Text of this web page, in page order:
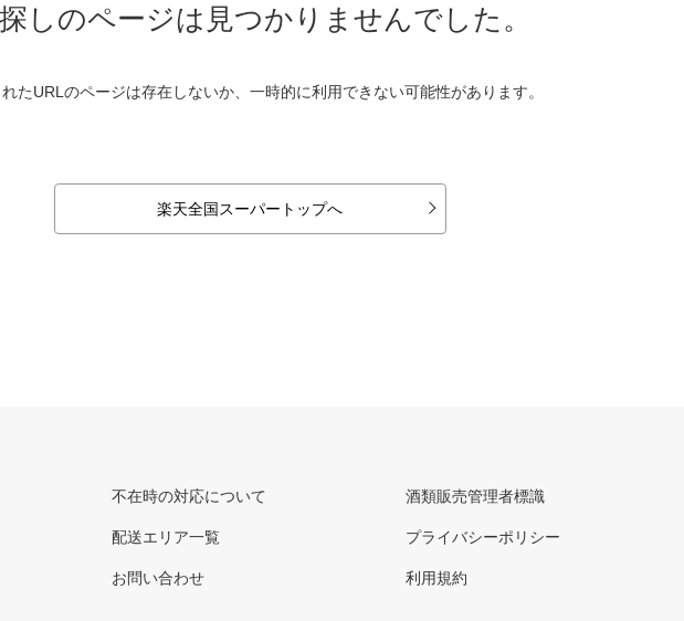
しのページは見つかりませんでした。
たURLのページは存在しないか、一時的に利用できない可能性があります。
楽天全国スーパートップへ
不在時の対応について
配送エリア一覧
お問い合わせ
酒類販売管理者標識
プライバシーポリシー
利用規約